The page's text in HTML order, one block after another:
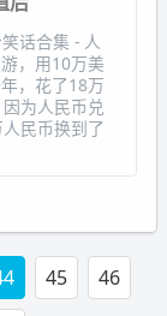
话合集 - 人
，用10万美
，花了18万
为人民币兑
民币换到了
45
46